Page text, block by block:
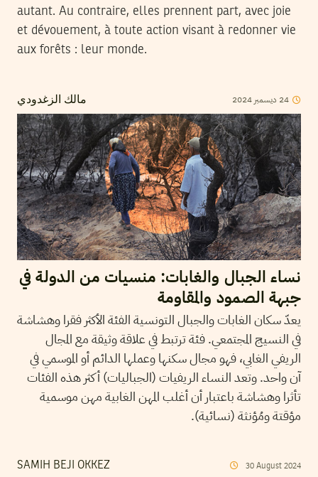
autant. Au contraire, elles prennent part, avec joie
et dévouement, à toute action visant à redonner vie
aux forêts : leur monde.
مالك الزغدودي 24 ديسمبر 2024
نساء الجبال والغابات: منسيات من الدولة في
جبهة الصمود والمقاومة
يعدّ سكان الغابات والجبال التونسية الفئة الأكثر فقرا وهشاشة
في النسيج المجتمعي. فئة ترتبط في علاقة وثيقة مع المجال
الريفي الغابي، فهو مجال سكنها وعملها الدائم أو الموسمي في
آن واحد. وتعد النساء الريفيات (الجباليات) أكثر هذه الفئات
تأثرا وهشاشة باعتبار أن أغلب المهن الغابية مهن موسمية
مؤقتة ومُؤنثة (نسائية).
SAMIH BEJI OKKEZ 30 August 2024